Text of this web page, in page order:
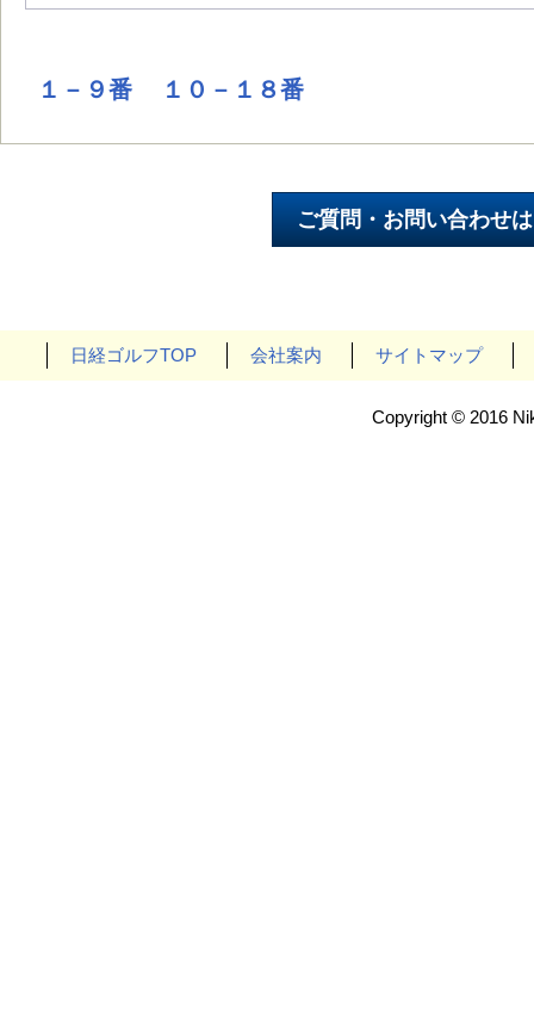
１－９番 １０－１８番
日経ゴルフTOP 会社案内 サイトマップ
Copyright © 2016